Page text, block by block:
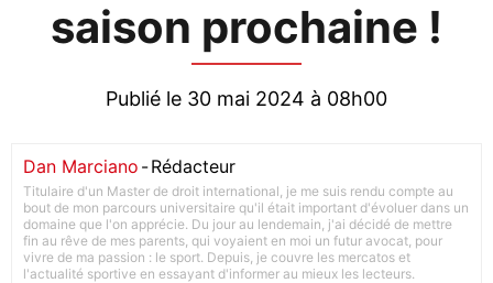
saison prochaine !
Publié le 30 mai 2024 à 08h00
Dan Marciano -Rédacteur
Titulaire d'un Master de droit international, je me suis rendu compte au
bout de mon parcours universitaire qu'il était important d'évoluer dans un
domaine que l'on apprécie. Du jour au lendemain, j'ai décidé de mettre
fin au rêve de mes parents, qui voyaient en moi un futur avocat, pour
vivre de ma passion : le sport. Depuis, je couvre les mercatos et
l'actualité sportive en essayant d'informer au mieux les lecteurs.